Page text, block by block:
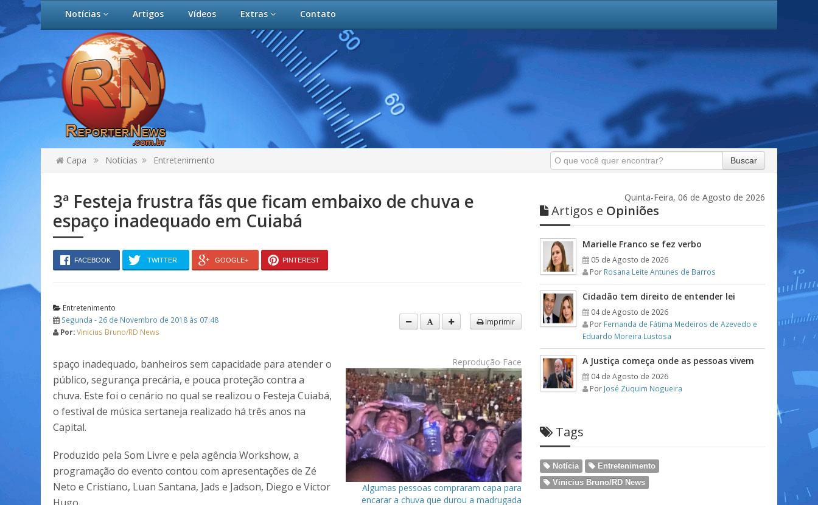
Notícias Artigos Vídeos Extras Contato
Capa Notícias Entretenimento Buscar
3ª Festeja frustra fãs que ficam embaixo de chuva e
espaço inadequado em Cuiabá
FACEBOOK TWITTER GOOGLE+ PINTEREST
Entretenimento
Segunda - 26 de Novembro de 2018 às 07:48
Por:Vinicius Bruno/RD News
Imprimir
Reprodução Face
Algumas pessoas compraram capa para
encarar a chuva que durou a madrugada
spaço inadequado, banheiros sem capacidade para atender o
público, segurança precária, e pouca proteção contra a
chuva. Este foi o cenário no qual se realizou o Festeja Cuiabá,
o festival de música sertaneja realizado há três anos na
Capital.
Produzido pela Som Livre e pela agência Workshow, a
programação do evento contou com apresentações de Zé
Neto e Cristiano, Luan Santana, Jads e Jadson, Diego e Victor
Quinta-Feira, 06 de Agosto de 2026
Artigos e Opiniões
Marielle Franco se fez verbo
05 de Agosto de 2026
Por Rosana Leite Antunes de Barros
Cidadão tem direito de entender lei
04 de Agosto de 2026
Por Fernanda de Fátima Medeiros de Azevedo e
Eduardo Moreira Lustosa
A Justiça começa onde as pessoas vivem
04 de Agosto de 2026
Por José Zuquim Nogueira
Tags
Notícia
Entretenimento
Vinicius Bruno/RD News